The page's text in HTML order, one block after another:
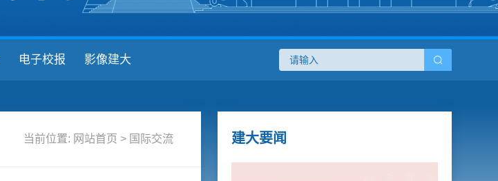
电子校报 影像建大
当前位置: 网站首页 > 国际交流 建大要闻